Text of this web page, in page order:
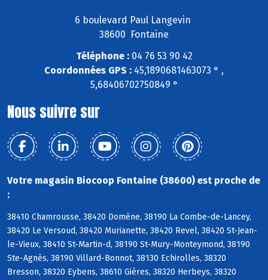
6 boulevard Paul Langevin
38600 Fontaine
Téléphone :04 76 53 90 42
Coordonnées GPS : 45,1890681463073 ° ,
5,68406702750849 °
Nous suivre sur
Votre magasin Biocoop Fontaine (38600) est proche de
:
38410 Chamrousse, 38420 Domène, 38190 La Combe-de-Lancey,
38420 Le Versoud, 38420 Murianette, 38420 Revel, 38420 St-Jean-
le-Vieux, 38410 St-Martin-d, 38190 St-Mury-Monteymond, 38190
Ste-Agnès, 38190 Villard-Bonnot, 38130 Echirolles, 38320
Bresson, 38320 Eybens, 38610 Gières, 38320 Herbeys, 38320